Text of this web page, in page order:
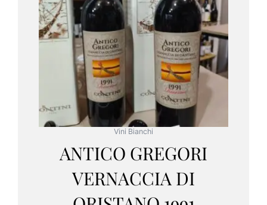
Vini Bianchi
ANTICO GREGORI
VERNACCIA DI